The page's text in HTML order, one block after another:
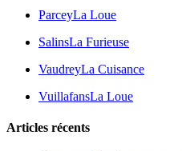
ParceyLa Loue
SalinsLa Furieuse
VaudreyLa Cuisance
VuillafansLa Loue
Articles récents